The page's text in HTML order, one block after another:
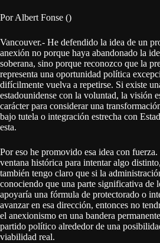
Por Albert Fonse ()
Vancouver.- He defendido la idea de un
anexión no porque haya abandonado la
soberana, sino porque reconozco que la
representa una oportunidad política
difícilmente vuelva a repetirse. Si existe
estadounidense con la voluntad, la visión
carácter para considerar una
bajo tutela o integración estrecha con
esta.
Por eso he promovido esa idea con
ventana histórica para intentar algo
también tengo claro que si la
conociendo que una parte significativa de
apoyaría una fórmula de protectorado o
avanzar en esa dirección, entonces no
el anexionismo en una bandera
partido político alrededor de una
viabilidad real.